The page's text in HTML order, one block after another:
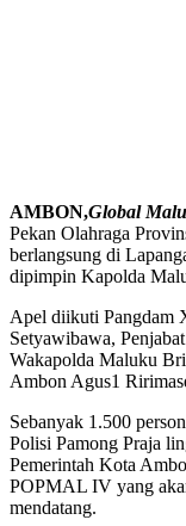
AMBON,Global
Pekan Olahraga
berlangsung di
dipimpin Kapolda
Apel diikuti Pangdam
Setyawibawa,
Wakapolda Maluku
Ambon Agus1
Sebanyak 1.500
Polisi Pamong Praja
Pemerintah Kota
POPMAL IV yang
mendatang.